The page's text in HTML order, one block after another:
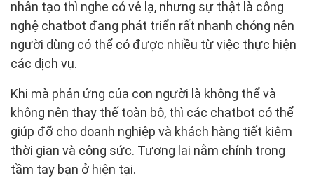
nhân tạo thì nghe có vẻ lạ, nhưng sự thật là công
nghệ chatbot đang phát triển rất nhanh chóng nên
người dùng có thể có được nhiều từ việc thực hiện
các dịch vụ.
Khi mà phản ứng của con người là không thể và
không nên thay thế toàn bộ, thì các chatbot có thể
giúp đỡ cho doanh nghiệp và khách hàng tiết kiệm
thời gian và công sức. Tương lai nằm chính trong
tầm tay bạn ở hiện tại.